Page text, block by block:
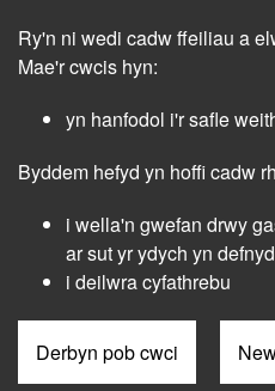
main
Ry'n ni wedi cadw ffeiliau a
Mae'r cwcis hyn:
yn hanfodol i'r safle
Byddem hefyd yn hoffi cadw
i wella'n gwefan drwy
ar sut yr ydych yn
i deilwra cyfathrebu
Derbyn pob cwci